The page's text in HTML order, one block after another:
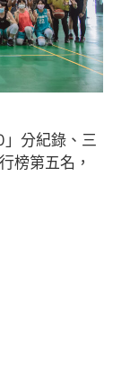
分紀錄、三
榜第五名，